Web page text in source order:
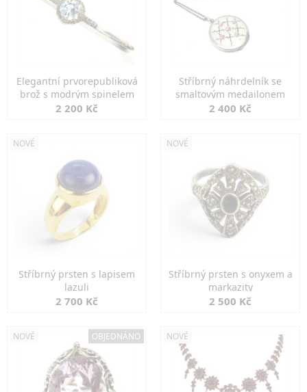
Elegantní prvorepubliková
brož s modrým spinelem
2 200 Kč
Stříbrný náhrdelník se
smaltovým medailonem
2 400 Kč
NOVÉ
Stříbrný prsten s lapisem
lazuli
2 700 Kč
NOVÉ
Stříbrný prsten s onyxem a
markazity
2 500 Kč
NOVÉ OBJEDNÁNO NOVÉ